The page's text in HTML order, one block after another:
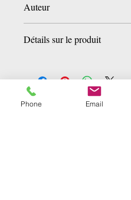
Auteur
Détails sur le produit
Editeur :
Editions Phébus (6
2011)
Collection : Libretto
Phone Email